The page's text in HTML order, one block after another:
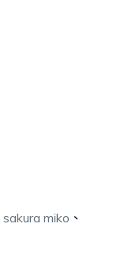
sakura miko 、